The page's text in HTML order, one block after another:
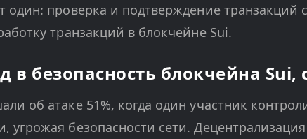
один: проверка и подтверждение транзакций
транзакций в блокчейне Sui.
в безопасность блокчейна Sui,
об атаке 51%, когда один участник
угрожая безопасности сети.